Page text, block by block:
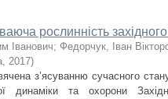
рослинність
Іванович; Федорчук, Іван
, 2017)
з’ясуванню сучасного
динаміки та охорони